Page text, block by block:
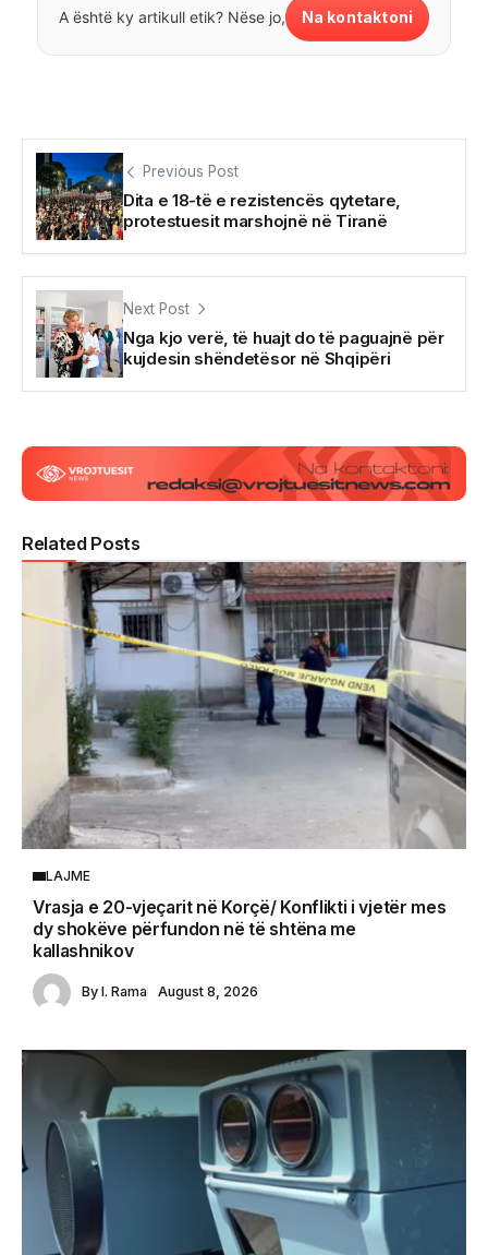
A është ky artikull etik? Nëse jo, Na kontaktoni
Previous Post
Dita e 18-të e rezistencës qytetare,
protestuesit marshojnë në Tiranë
Next Post
Nga kjo verë, të huajt do të paguajnë për
kujdesin shëndetësor në Shqipëri
Related Posts
LAJME
Vrasja e 20-vjeçarit në Korçë/ Konflikti i vjetër mes
dy shokëve përfundon në të shtëna me
kallashnikov
By I. Rama August 8, 2026